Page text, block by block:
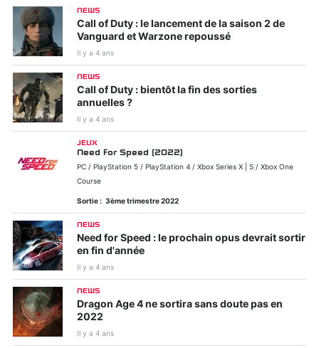
NEWS
Call of Duty : le lancement de la saison 2 de
Vanguard et Warzone repoussé
Il y a 4 ans
NEWS
Call of Duty : bientôt la fin des sorties
annuelles ?
Il y a 4 ans
JEUX
Need for Speed (2022)
PC / PlayStation 5 / PlayStation 4 / Xbox Series X | S / Xbox One
Course
Sortie : 3ème trimestre 2022
NEWS
Need for Speed : le prochain opus devrait sortir
en fin d'année
Il y a 4 ans
NEWS
Dragon Age 4 ne sortira sans doute pas en
2022
Il y a 4 ans